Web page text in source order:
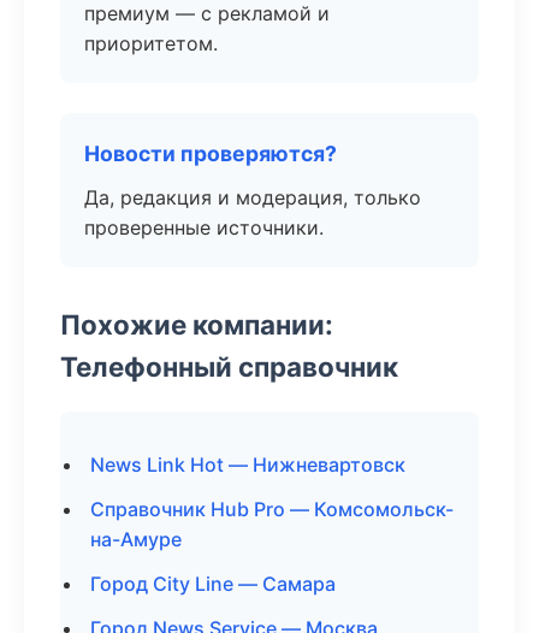
премиум — с рекламой и
приоритетом.
Новости проверяются?
Да, редакция и модерация, только
проверенные источники.
Похожие компании:
Телефонный справочник
News Link Hot — Нижневартовск
Справочник Hub Pro — Комсомольск-
на-Амуре
Город City Line — Самара
Город News Service — Москва